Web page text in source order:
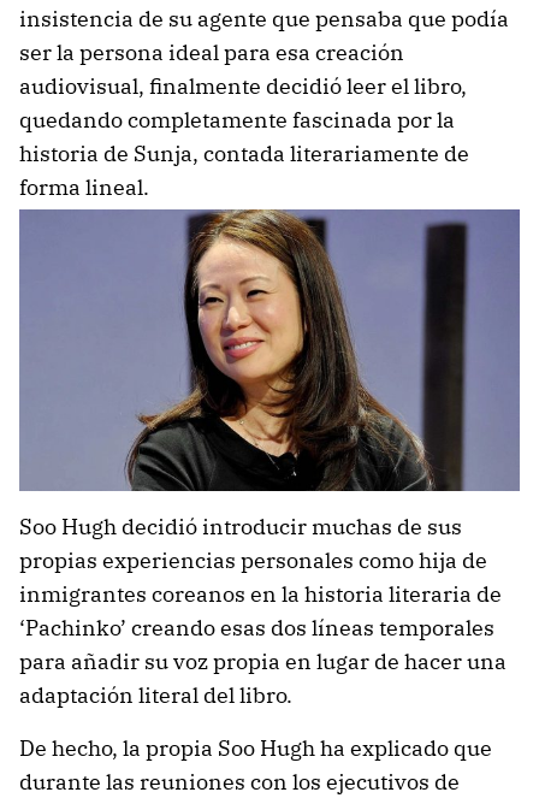
insistencia de su agente que pensaba que podía
ser la persona ideal para esa creación
audiovisual, finalmente decidió leer el libro,
quedando completamente fascinada por la
historia de Sunja, contada literariamente de
forma lineal.
Soo Hugh decidió introducir muchas de sus
propias experiencias personales como hija de
inmigrantes coreanos en la historia literaria de
‘Pachinko’ creando esas dos líneas temporales
para añadir su voz propia en lugar de hacer una
adaptación literal del libro.
De hecho, la propia Soo Hugh ha explicado que
durante las reuniones con los ejecutivos de